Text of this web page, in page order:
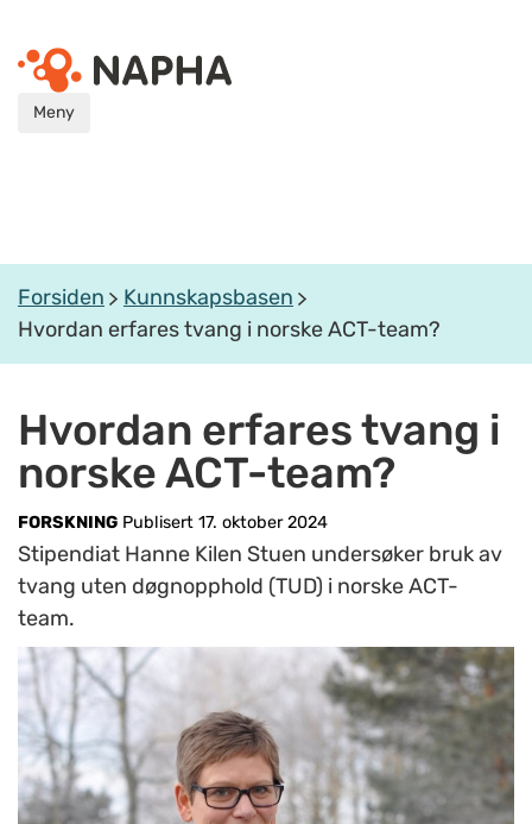
Meny
Forsiden
Kunnskapsbasen
Hvordan erfares tvang i norske ACT-team?
Hvordan erfares tvang i
norske ACT-team?
FORSKNING Publisert 17. oktober 2024
Stipendiat Hanne Kilen Stuen undersøker bruk av
tvang uten døgnopphold (TUD) i norske ACT-
team.